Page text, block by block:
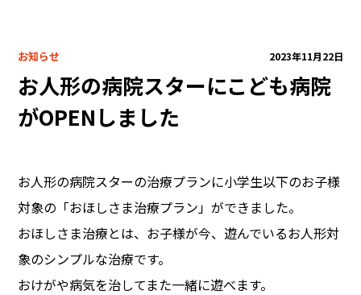
企業キャラクター・限定品
ライセンス商品
医療向け
ODM・OEM
お知らせ 2023年11月22日
お人形の病院スターにこども病院
がOPENしました
お人形の病院スターの治療プランに小学生以下のお子様
対象の「おほしさま治療プラン」ができました。
おほしさま治療とは、お子様が今、遊んでいるお人形対
象のシンプルな治療です。
おけがや病気を治してまた一緒に遊べます。